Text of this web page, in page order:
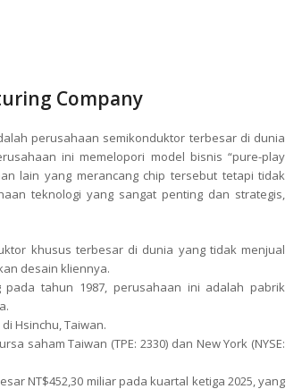
Company
perusahaan semikonduktor terbesar di dunia
ini memelopori model bisnis “pure-play
lain yang merancang chip tersebut tetapi tidak
teknologi yang sangat penting dan strategis,
khusus terbesar di dunia yang tidak menjual
desain kliennya.
tahun 1987, perusahaan ini adalah pabrik
Hsinchu, Taiwan.
saham Taiwan (TPE: 2330) dan New York (NYSE:
NT$452,30 miliar pada kuartal ketiga 2025, yang